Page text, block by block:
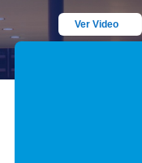
Ver Video